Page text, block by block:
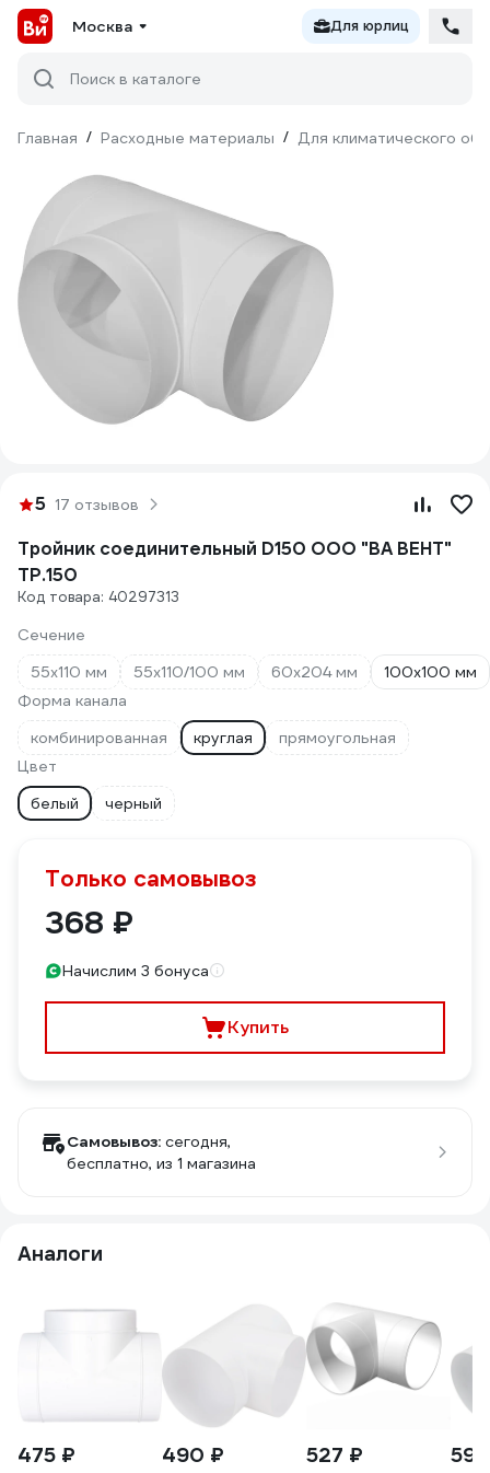
Москва Для юрлиц
Поиск в каталоге
Главная / Расходные материалы / Для климатического
5 17 отзывов
Тройник соединительный D150 ООО "ВА ВЕНТ"
ТР.150
Код товара: 40297313
Сечение
55х110 мм
55х110/100 мм 60х204 мм
100х100 мм
Форма канала
комбинированная
круглая
прямоугольная
Цвет
белый
черный
Только самовывоз
368 ₽
Начислим 3 бонуса
Купить
Самовывоз: сегодня,
бесплатно, из 1 магазина
Аналоги
475 ₽ 490 ₽ 527 ₽